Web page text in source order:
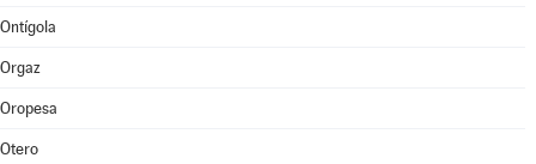
Ontígola
Orgaz
Oropesa
Otero